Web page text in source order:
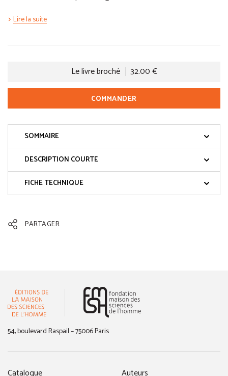
Lire la suite
Le livre broché 32.00 €
COMMANDER
SOMMAIRE
DESCRIPTION COURTE
FICHE TECHNIQUE
PARTAGER
54, boulevard Raspail – 75006 Paris
Catalogue Auteurs